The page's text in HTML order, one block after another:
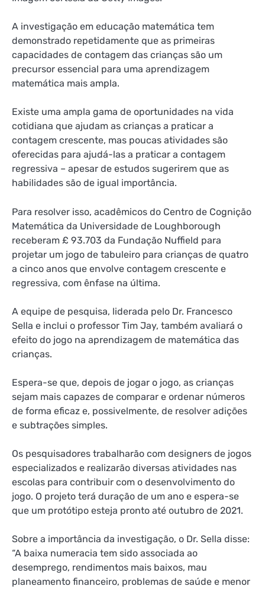
A investigação em educação matemática tem
demonstrado repetidamente que as primeiras
capacidades de contagem das crianças são um
precursor essencial para uma aprendizagem
matemática mais ampla.
Existe uma ampla gama de oportunidades na vida
cotidiana que ajudam as crianças a praticar a
contagem crescente, mas poucas atividades são
oferecidas para ajudá-las a praticar a contagem
regressiva – apesar de estudos sugerirem que as
habilidades são de igual importância.
Para resolver isso, acadêmicos do Centro de Cognição
Matemática da Universidade de Loughborough
receberam £ 93.703 da Fundação Nuffield para
projetar um jogo de tabuleiro para crianças de quatro
a cinco anos que envolve contagem crescente e
regressiva, com ênfase na última.
A equipe de pesquisa, liderada pelo Dr. Francesco
Sella e inclui o professor Tim Jay, também avaliará o
efeito do jogo na aprendizagem de matemática das
crianças.
Espera-se que, depois de jogar o jogo, as crianças
sejam mais capazes de comparar e ordenar números
de forma eficaz e, possivelmente, de resolver adições
e subtrações simples.
Os pesquisadores trabalharão com designers de jogos
especializados e realizarão diversas atividades nas
escolas para contribuir com o desenvolvimento do
jogo. O projeto terá duração de um ano e espera-se
que um protótipo esteja pronto até outubro de 2021.
Sobre a importância da investigação, o Dr. Sella disse:
“A baixa numeracia tem sido associada ao
desemprego, rendimentos mais baixos, mau
planeamento financeiro, problemas de saúde e menor